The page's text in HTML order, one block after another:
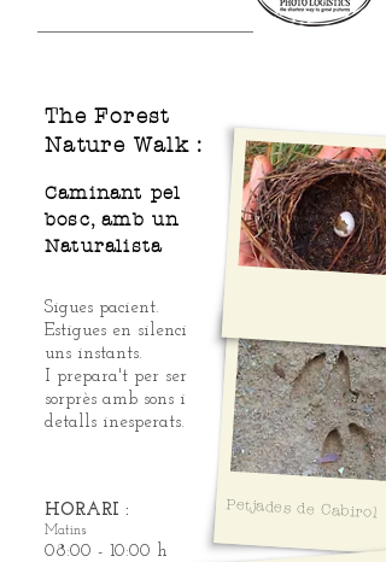
The Forest
Nature Walk :
Caminant pel
bosc, amb un
Naturalista
Sigues pacient.
Estigues en silenci
uns instants.
I prepara't per ser
sorprès amb sons i
detalls inesperats.
HORARI :
Matins
08:00 - 10:00 h
Petjades de Cabirol